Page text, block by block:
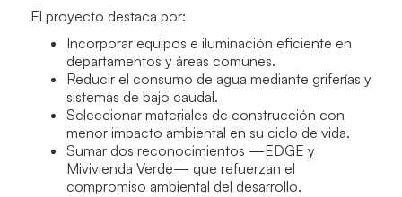
El proyecto destaca por:
Incorporar equipos e iluminación eficiente en
departamentos y áreas comunes.
Reducir el consumo de agua mediante griferías y
sistemas de bajo caudal.
Seleccionar materiales de construcción con
menor impacto ambiental en su ciclo de vida.
Sumar dos reconocimientos —EDGE y
Mivivienda Verde— que refuerzan el
compromiso ambiental del desarrollo.